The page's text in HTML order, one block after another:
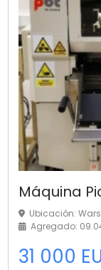
Máquina
Ubicación:
Agregado:
31 000